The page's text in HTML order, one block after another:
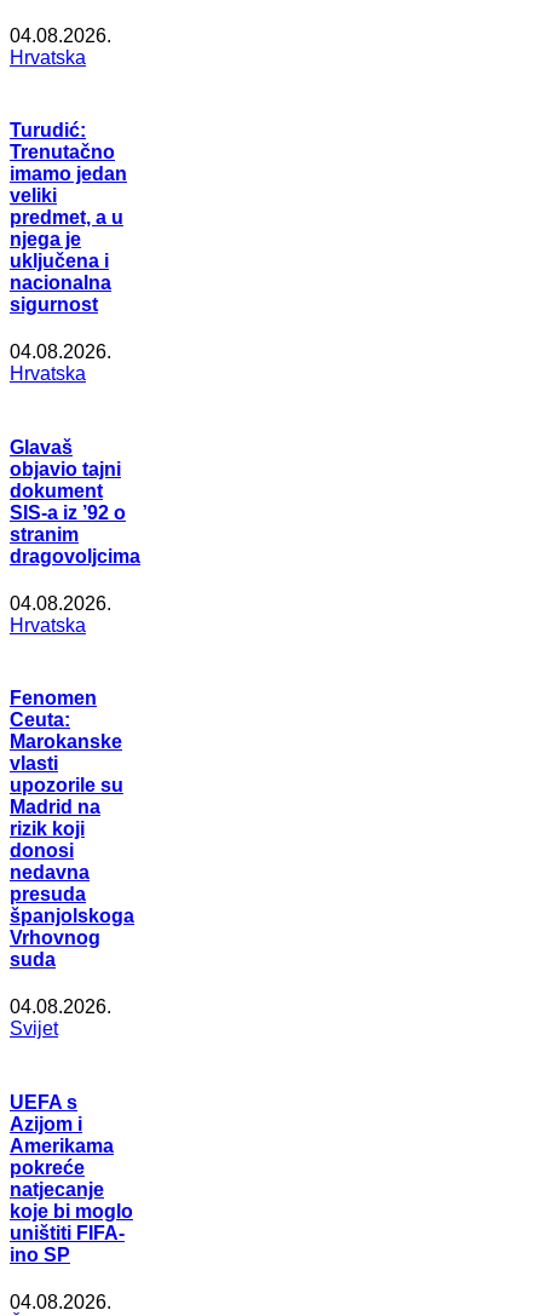
04.08.2026.
Hrvatska
Turudić:
Trenutačno
imamo jedan
veliki
predmet, a u
njega je
uključena i
nacionalna
sigurnost
04.08.2026.
Hrvatska
Glavaš
objavio tajni
dokument
SIS-a iz ’92 o
stranim
dragovoljcima
04.08.2026.
Hrvatska
Fenomen
Ceuta:
Marokanske
vlasti
upozorile su
Madrid na
rizik koji
donosi
nedavna
presuda
španjolskoga
Vrhovnog
suda
04.08.2026.
Svijet
UEFA s
Azijom i
Amerikama
pokreće
natjecanje
koje bi moglo
uništiti FIFA-
ino SP
04.08.2026.